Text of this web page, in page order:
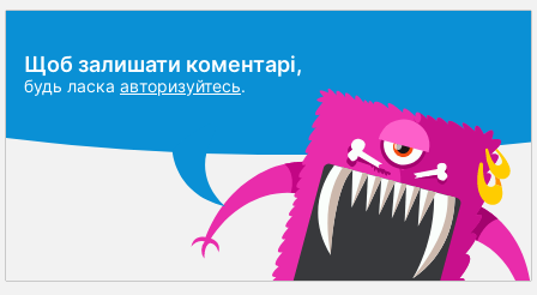
Щоб залишати коментарі,
будь ласка авторизуйтесь.